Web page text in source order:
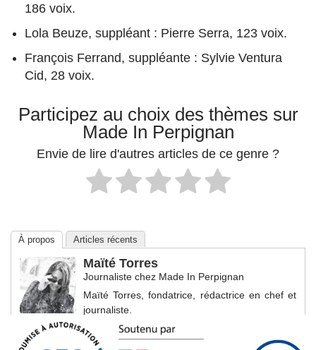
186 voix.
Lola Beuze, suppléant : Pierre Serra, 123 voix.
François Ferrand, suppléante : Sylvie Ventura
Cid, 28 voix.
Participez au choix des thèmes sur
Made In Perpignan
Envie de lire d'autres articles de ce genre ?
À propos Articles récents
Maïté Torres
Journaliste chez Made In Perpignan
Maïté Torres, fondatrice, rédactrice en chef et
journaliste.